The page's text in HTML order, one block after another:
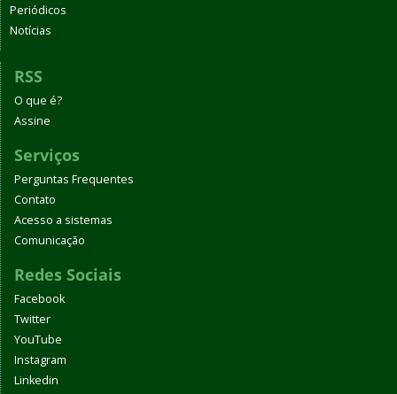
Periódicos
Notícias
RSS
O que é?
Assine
Serviços
Perguntas Frequentes
Contato
Acesso a sistemas
Comunicação
Redes Sociais
Facebook
Twitter
YouTube
Instagram
Linkedin